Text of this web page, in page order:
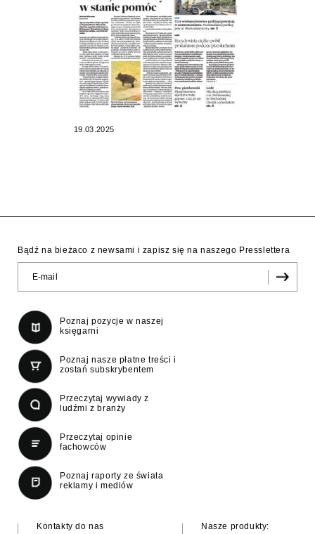
19.03.2025
Bądź na bieżaco z newsami i zapisz się na naszego Presslettera
Poznaj pozycje w naszej
księgarni
Poznaj nasze płatne treści i
zostań subskrybentem
Przeczytaj wywiady z
ludźmi z branży
Przeczytaj opinie
fachowców
Poznaj raporty ze świata
reklamy i mediów
Kontakty do nas
Nasze produkty: